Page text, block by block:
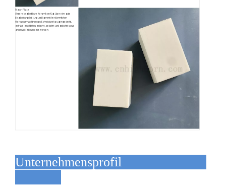
Macor-Platte:
Unsere bearbeitbare Keramik verfügt über eine gute
Bearbeitungsleistung und kann mit herkömmlichen
Werkzeugmaschinen und Schneidwerkzeugen gedreht,
gefräst, geschliffen, gebohrt, gebohrt und gebohrt sowie
anderweitig bearbeitet werden.
Unternehmensprofil